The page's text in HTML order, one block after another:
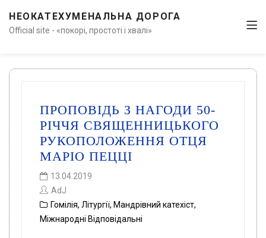
НЕОКАТЕХУМЕНАЛЬНА ДОРОГА
Official site - «покорі, простоті і хвалі»
ПРОПОВІДЬ З НАГОДИ 50-
РІЧЧЯ СВЯЩЕННИЦЬКОГО
РУКОПОЛОЖЕННЯ ОТЦЯ
МАРІО ПЕЦЦІ
13.04.2019
AdJ
Гомілія, Літургії, Мандрівний катехіст,
Міжнародні Відповідальні